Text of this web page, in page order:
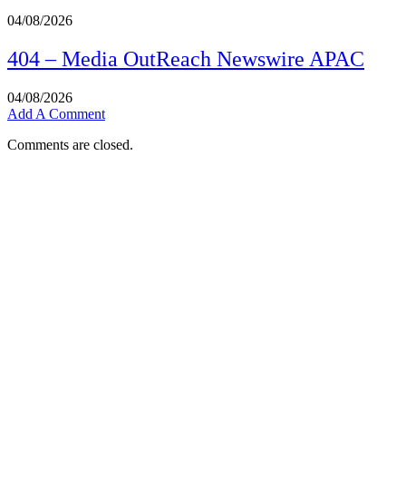
04/08/2026
404 – Media OutReach Newswire APAC
04/08/2026
Add A Comment
Comments are closed.